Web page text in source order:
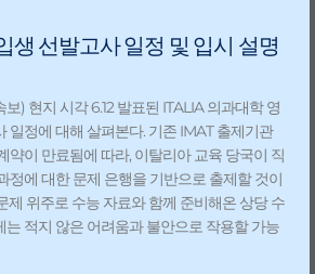
생 선발고사 일정 및 입시 설명
) 현지 시각 6.12 발표된 ITALIA 의과대학 영
일정에 대해 살펴본다. 기존 IMAT 출제기관
약이 만료됨에 따라, 이탈리아 교육 당국이 직
정에 대한 문제 은행을 기반으로 출제할 것이
제 위주로 수능 자료와 함께 준비해온 상당 수
는 적지 않은 어려움과 불안으로 작용할 가능